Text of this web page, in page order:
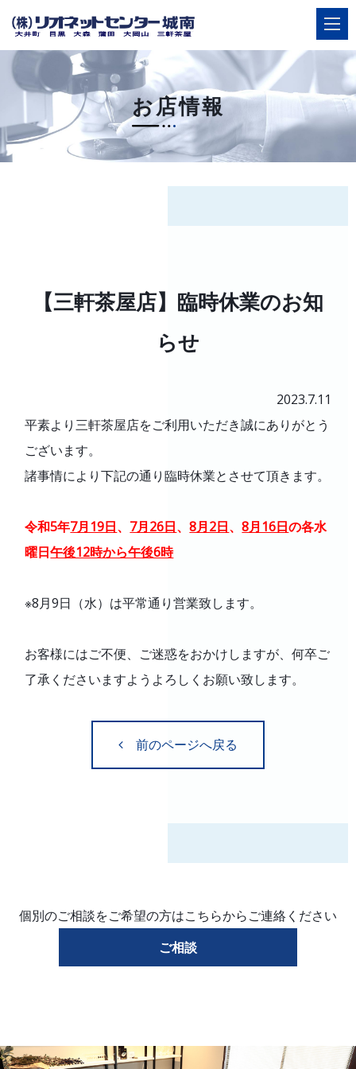
ご相談
店舗案内
よくあるご質問
会社案内
採用情報
お店情報
【三軒茶屋店】臨時休業のお知
らせ
2023.7.11
平素より三軒茶屋店をご利用いただき誠にありがとう
ございます。
諸事情により下記の通り臨時休業とさせて頂きます。
令和5年7月19日、 7月26日、8月2日、8月16日の各水
曜日午後12時から午後6時
※8月9日（水）は平常通り営業致します。
お客様にはご不便、ご迷惑をおかけしますが、何卒ご
了承くださいますようよろしくお願い致します。
前のページへ戻る
個別のご相談をご希望の方はこちらからご連絡ください
ご相談